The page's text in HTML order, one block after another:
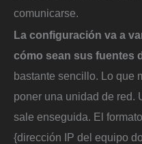
comunicarse.
La configuración va a
cómo sean sus fuentes
bastante sencillo. Lo que
poner una unidad de red.
sale enseguida. El
{dirección IP del equipo